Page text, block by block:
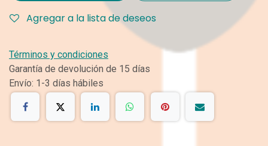
Agregar a la lista de deseos
Términos y condiciones
Garantía de devolución de 15 días
Envío: 1-3 días hábiles